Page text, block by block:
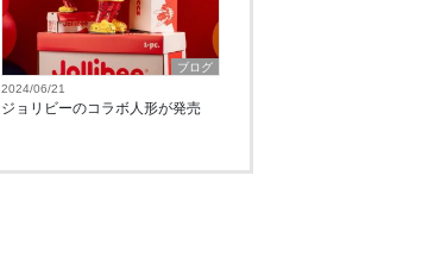
ブログ
2024/06/21
ジョリビーのコラボ人形が発売